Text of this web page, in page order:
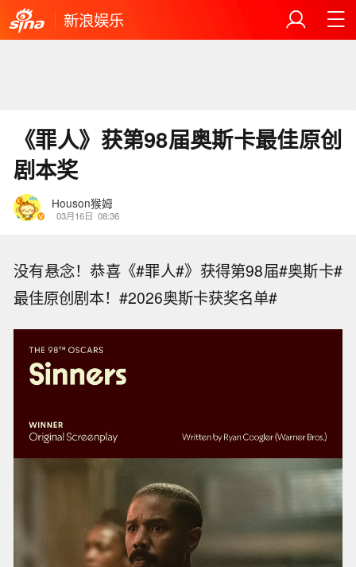
新浪娱乐
《罪人》获第98届奥斯卡最佳原创
剧本奖
Houson猴姆
03月16日 08:36
没有悬念！恭喜《#罪人#》获得第98届#奥斯卡#
最佳原创剧本！#2026奥斯卡获奖名单#